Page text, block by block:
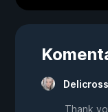
Delicross
Thank